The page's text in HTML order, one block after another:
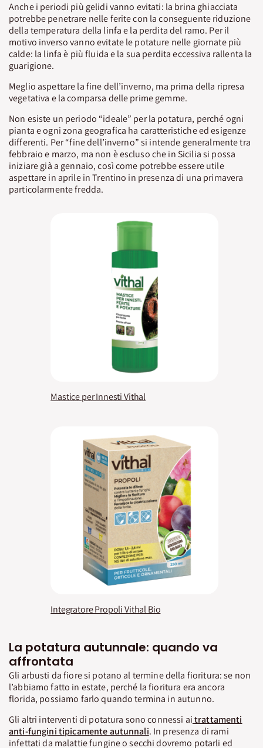
Anche i periodi più gelidi vanno evitati: la brina ghiacciata
potrebbe penetrare nelle ferite con la conseguente riduzione
della temperatura della linfa e la perdita del ramo. Per il
motivo inverso vanno evitate le potature nelle giornate più
calde: la linfa è più fluida e la sua perdita eccessiva rallenta la
guarigione.
Meglio aspettare la fine dell’inverno, ma prima della ripresa
vegetativa e la comparsa delle prime gemme.
Non esiste un periodo “ideale” per la potatura, perché ogni
pianta e ogni zona geografica ha caratteristiche ed esigenze
differenti. Per “fine dell’inverno” si intende generalmente tra
febbraio e marzo, ma non è escluso che in Sicilia si possa
iniziare già a gennaio, così come potrebbe essere utile
aspettare in aprile in Trentino in presenza di una primavera
particolarmente fredda.
Mastice per Innesti Vithal
Integratore Propoli Vithal Bio
La potatura autunnale: quando va
affrontata
Gli arbusti da fiore si potano al termine della fioritura: se non
l’abbiamo fatto in estate, perché la fioritura era ancora
florida, possiamo farlo quando termina in autunno.
Gli altri interventi di potatura sono connessi aitrattamenti
anti-fungini tipicamente autunnali. In presenza di rami
infettati da malattie fungine o secchi dovremo potarli ed